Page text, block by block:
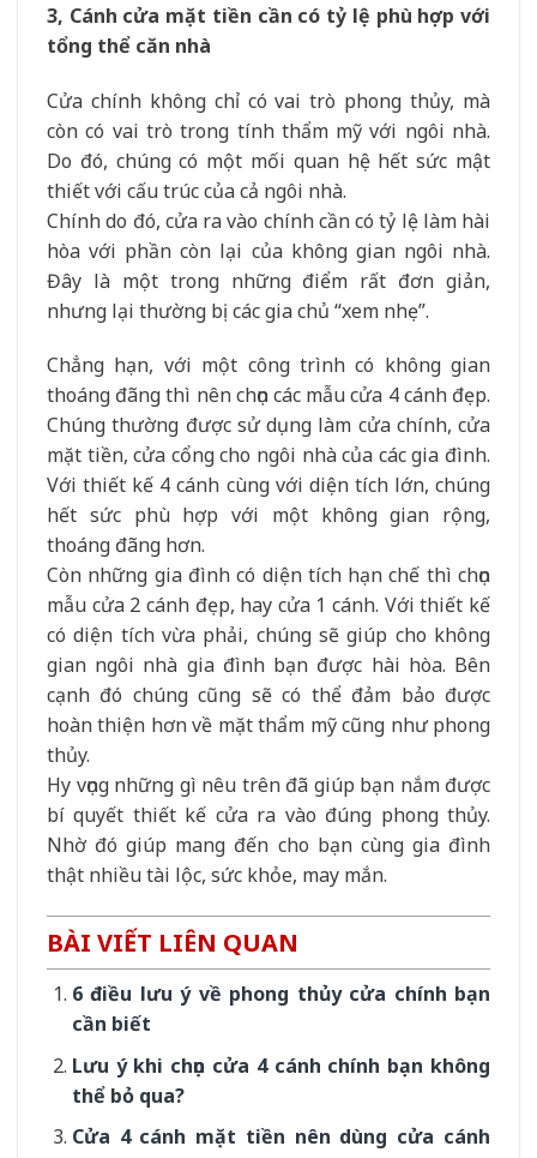
3, Cánh cửa mặt tiền cần có tỷ lệ phù hợp với
tổng thể căn nhà
Cửa chính không chỉ có vai trò phong thủy, mà
còn có vai trò trong tính thẩm mỹ với ngôi nhà.
Do đó, chúng có một mối quan hệ hết sức mật
thiết với cấu trúc của cả ngôi nhà.
Chính do đó, cửa ra vào chính cần có tỷ lệ làm hài
hòa với phần còn lại của không gian ngôi nhà.
Đây là một trong những điểm rất đơn giản,
nhưng lại thường bị các gia chủ “xem nhẹ”.
Chẳng hạn, với một công trình có không gian
thoáng đãng thì nên chọn các mẫu cửa 4 cánh đẹp.
Chúng thường được sử dụng làm cửa chính, cửa
mặt tiền, cửa cổng cho ngôi nhà của các gia đình.
Với thiết kế 4 cánh cùng với diện tích lớn, chúng
hết sức phù hợp với một không gian rộng,
thoáng đãng hơn.
Còn những gia đình có diện tích hạn chế thì chọn
mẫu cửa 2 cánh đẹp, hay cửa 1 cánh. Với thiết kế
có diện tích vừa phải, chúng sẽ giúp cho không
gian ngôi nhà gia đình bạn được hài hòa. Bên
cạnh đó chúng cũng sẽ có thể đảm bảo được
hoàn thiện hơn về mặt thẩm mỹ cũng như phong
thủy.
Hy vọng những gì nêu trên đã giúp bạn nắm được
bí quyết thiết kế cửa ra vào đúng phong thủy.
Nhờ đó giúp mang đến cho bạn cùng gia đình
thật nhiều tài lộc, sức khỏe, may mắn.
BÀI VIẾT LIÊN QUAN
6 điều lưu ý về phong thủy cửa chính bạn
cần biết
Lưu ý khi chọn cửa 4 cánh chính bạn không
thể bỏ qua?
Cửa 4 cánh mặt tiền nên dùng cửa cánh